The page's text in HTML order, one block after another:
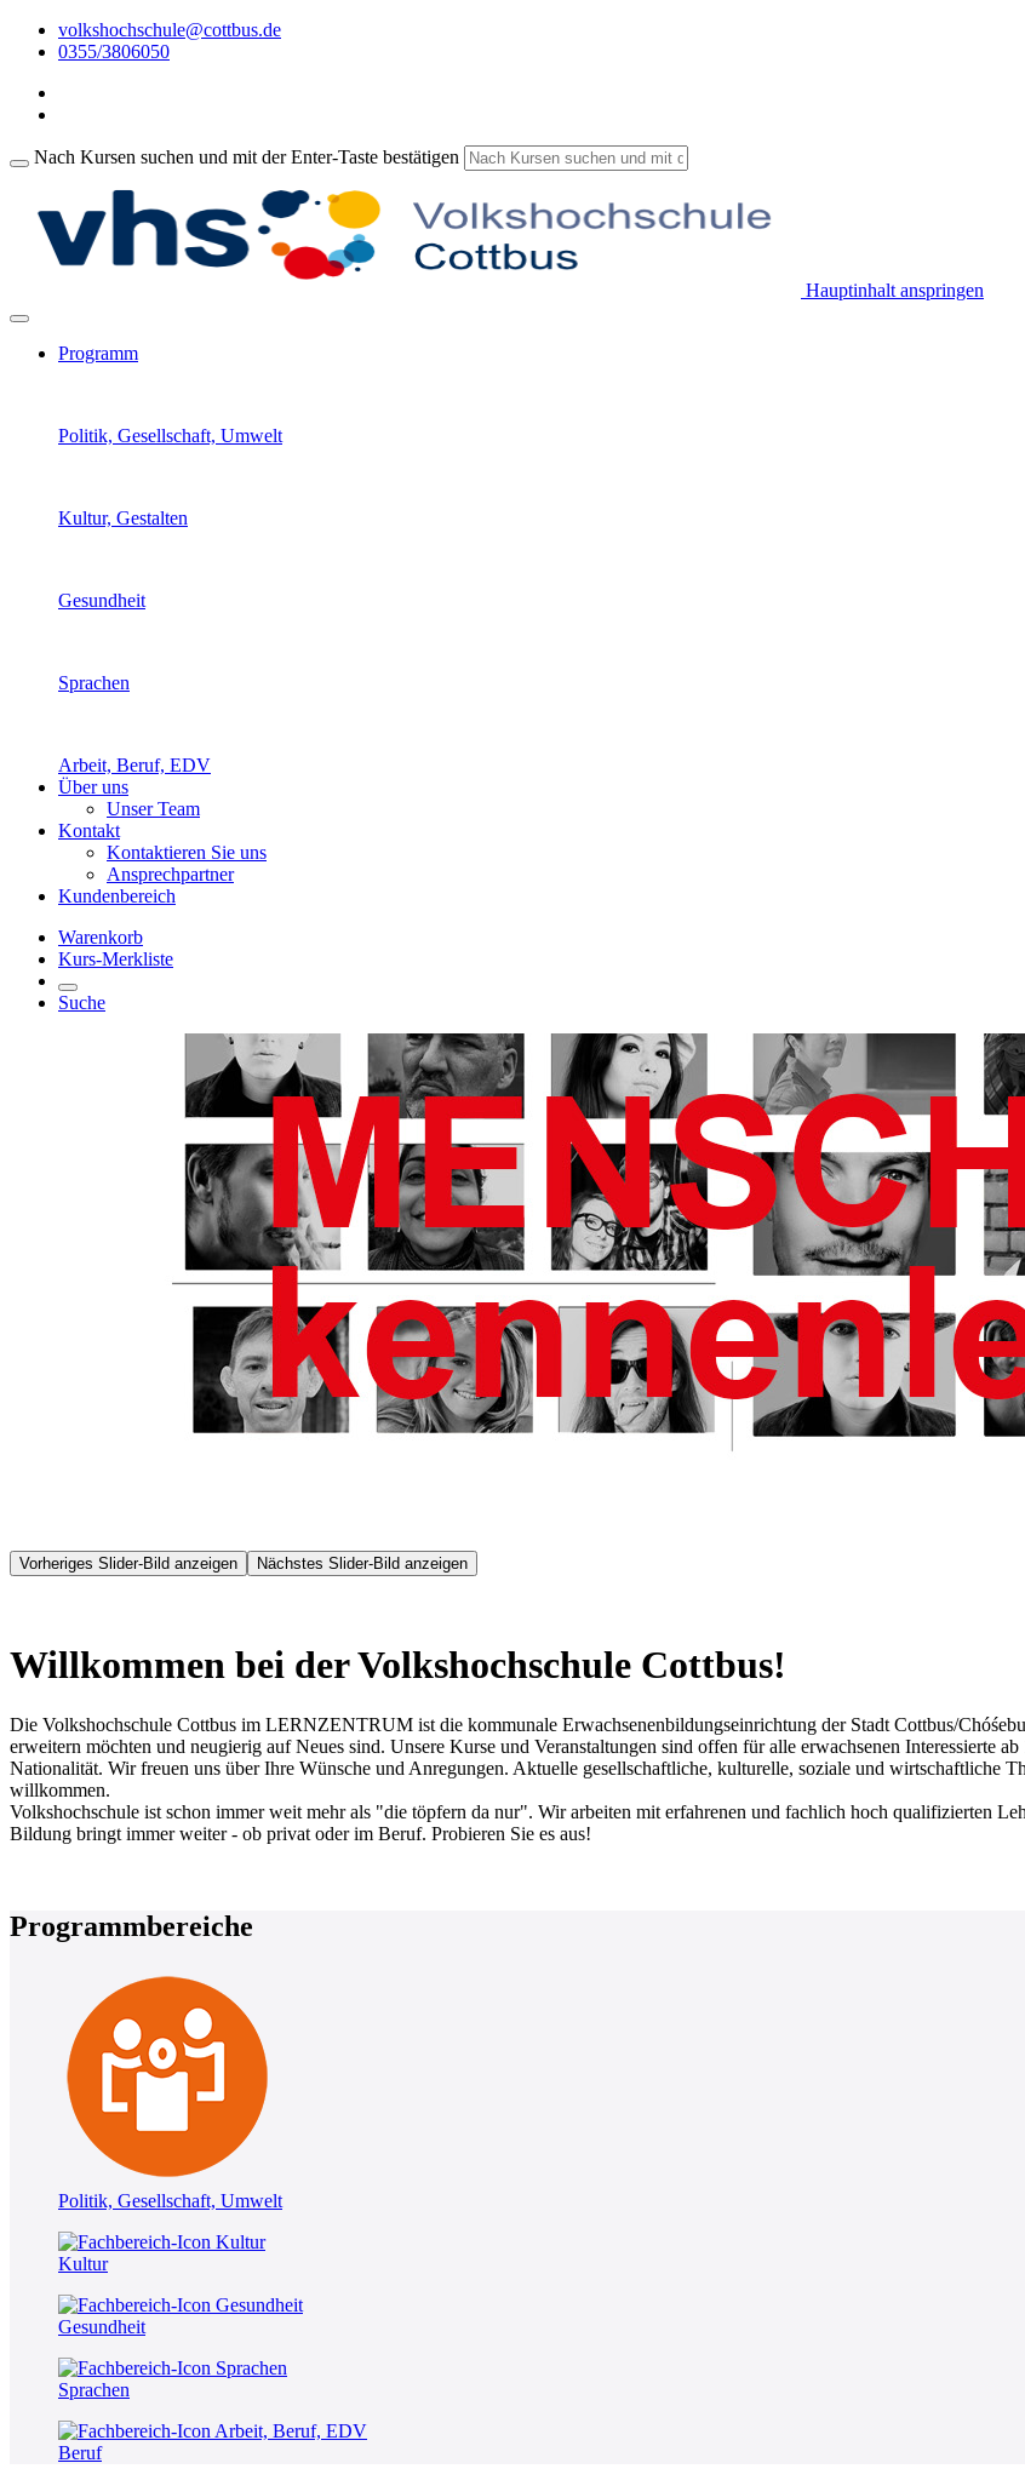
volkshochschule@cottbus.de
0355/3806050
Nach Kursen suchen und mit der Enter-Taste bestätigen
Hauptinhalt anspringen
Programm
Politik, Gesellschaft, Umwelt
Kultur, Gestalten
Gesundheit
Sprachen
Arbeit, Beruf, EDV
Über uns
Unser Team
Kontakt
Kontaktieren Sie uns
Ansprechpartner
Kundenbereich
Warenkorb
Kurs-Merkliste
Suche
Vorheriges Slider-Bild anzeigen Nächstes Slider-Bild anzeigen
Willkommen bei der Volkshochschule Cottbus!
Die Volkshochschule Cottbus im LERNZENTRUM ist die kommunale Erwachsenenbildungseinrichtung der Stadt Cottbus/
erweitern möchten und neugierig auf Neues sind. Unsere Kurse und Veranstaltungen sind offen für alle erwachsenen Interessierte
Nationalität. Wir freuen uns über Ihre Wünsche und Anregungen. Aktuelle gesellschaftliche, kulturelle, soziale und wirtschaftliche
willkommen.
Volkshochschule ist schon immer weit mehr als "die töpfern da nur". Wir arbeiten mit erfahrenen und fachlich hoch qualifizierten
Bildung bringt immer weiter - ob privat oder im Beruf. Probieren Sie es aus!
Programmbereiche
Politik, Gesellschaft, Umwelt
Kultur
Gesundheit
Sprachen
Beruf